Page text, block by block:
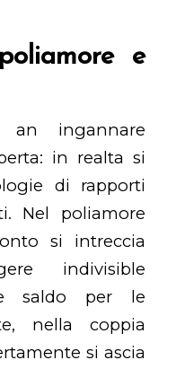
e
ingannare
in realta si
di rapporti
Nel poliamore
si intreccia
indivisible
saldo per le
nella coppia
si ascia